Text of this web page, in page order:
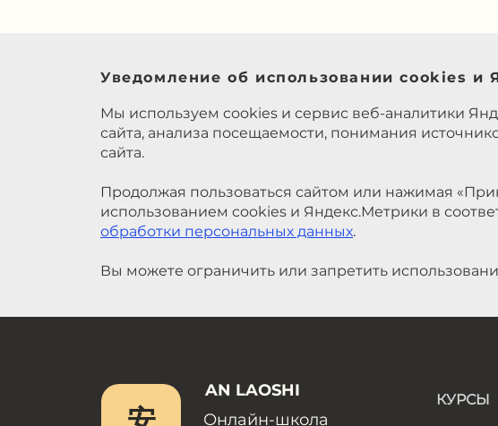
Уведомление об использовании cookies и
Мы используем cookies и сервис веб-аналитики
сайта, анализа посещаемости, понимания
сайта.
Продолжая пользоваться сайтом или нажимая
использованием cookies и Яндекс.Метрики в
обработки персональных данных.
Вы можете ограничить или запретить
AN LAOSHI
Онлайн-школа
КУРСЫ